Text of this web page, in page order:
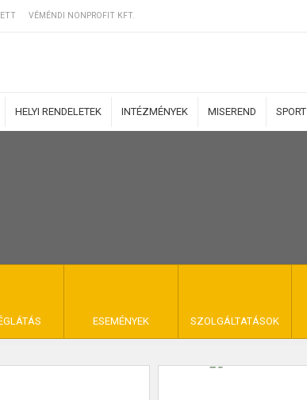
VÉMÉNDI NONPROFIT KFT.
HELYI RENDELETEK INTÉZMÉNYEK MISEREND SPORT
ESEMÉNYEK SZOLGÁLTATÁSOK
VÉMÉND